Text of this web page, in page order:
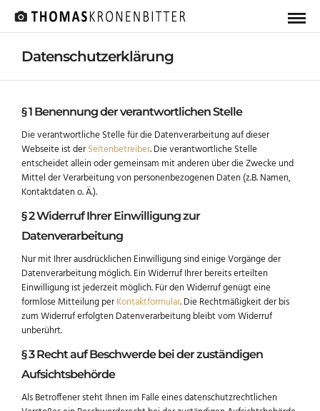
Datenschutzerklärung
§ 1 Benennung der verantwortlichen Stelle
Die verantwortliche Stelle für die Datenverarbeitung auf dieser
Webseite ist derSeitenbetreiber. Die verantwortliche Stelle
entscheidet allein oder gemeinsam mit anderen über die Zwecke und
Mittel der Verarbeitung von personenbezogenen Daten (z.B. Namen,
Kontaktdaten o. Ä.).
§ 2 Widerruf Ihrer Einwilligung zur
Datenverarbeitung
Nur mit Ihrer ausdrücklichen Einwilligung sind einige Vorgänge der
Datenverarbeitung möglich. Ein Widerruf Ihrer bereits erteilten
Einwilligung ist jederzeit möglich. Für den Widerruf genügt eine
formlose Mitteilung perKontaktformular. Die Rechtmäßigkeit der bis
zum Widerruf erfolgten Datenverarbeitung bleibt vom Widerruf
unberührt.
§ 3 Recht auf Beschwerde bei der zuständigen
Aufsichtsbehörde
Als Betroffener steht Ihnen im Falle eines datenschutzrechtlichen